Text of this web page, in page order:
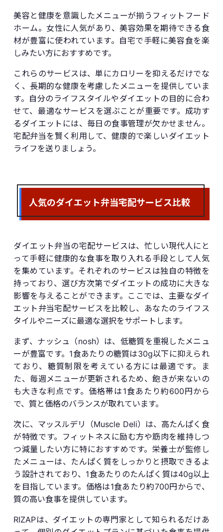
美容と健康を意識したメニューが揃うフィットフード
ホーム。女性に人気があり、美容効果を期待できる食
材が豊富に使われています。自宅で手軽に美容食を楽
しみたい方におすすめです。
これらのサービスは、単にカロリーを抑えるだけでな
く、長期的な健康を考慮したメニューを提供していま
す。自分のライフスタイルやダイエットの目的に合わ
せて、最適なサービスを選ぶことが重要です。成功す
るダイエットには、毎日の食事管理が欠かせません。
宅配弁当を賢く利用して、健康的で楽しいダイエット
ライフを送りましょう。
人気のダイエット弁当宅配サービス比較
ダイエット弁当の宅配サービスは、忙しい現代人にと
って手軽に健康的な食事を取り入れる手段として人気
を集めています。それぞれのサービスは独自の特徴を
持っており、選び方次第でダイエットの成功に大きな
影響を与えることができます。ここでは、主要なダイ
エット弁当宅配サービスを比較し、あなたのライフス
タイルやニーズに最適な選択をサポートします。
まず、ナッシュ（nosh）は、低糖質を重視したメニュ
ーが豊富です。1食あたりの糖質は30g以下に抑えられ
ており、糖質制限を考えている方には最適です。ま
た、毎週メニューが更新されるため、飽きが来ないの
も大きな利点です。価格帯は1食あたり約600円から
で、質と価格のバランスが取れています。
次に、マッスルデリ（Muscle Deli）は、高たんぱく食
が特徴です。フィットネスに励む方や筋肉を維持しつ
つ減量したい方に特におすすめです。栄養士が監修し
たメニューは、たんぱく質をしっかりと摂取できるよ
う設計されており、1食あたりのたんぱく質は40g以上
を目指しています。価格は1食あたり約700円からで、
質の高い食事を提供しています。
RIZAPは、ダイエットの専門家として知られるだけあ